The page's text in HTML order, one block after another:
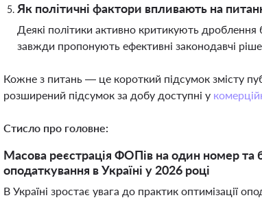
Як політичні фактори впливають на
Деякі політики активно критикують дроблення
завжди пропонують ефективні законодавчі
Кожне з питань — це короткий підсумок змісту
розширений підсумок за добу доступні у
Стисло про головне:
Масова реєстрація ФОПів на один номер та
оподаткування в Україні у 2026 році
В Україні зростає увага до практик оптимізації